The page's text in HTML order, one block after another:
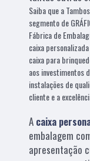
Saiba que a
segmento de
Fábrica de
caixa
caixa para
aos investimentos
instalações de
cliente e a
A caixa
embalagem
apresentação